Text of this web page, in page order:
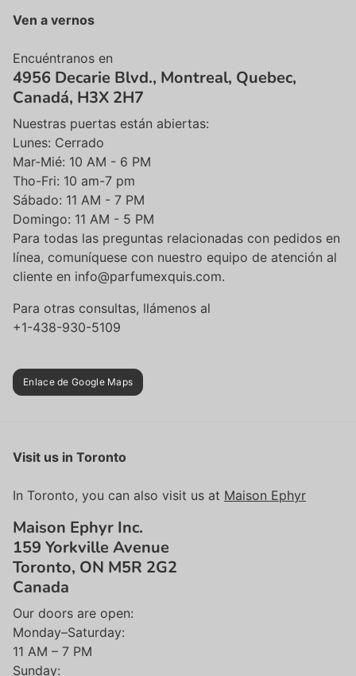
Ven a vernos
Encuéntranos en
4956 Decarie Blvd., Montreal, Quebec,
Canadá, H3X 2H7
Nuestras puertas están abiertas:
Lunes: Cerrado
Mar-Mié: 10 AM - 6 PM
Tho-Fri: 10 am-7 pm
Sábado: 11 AM - 7 PM
Domingo: 11 AM - 5 PM
Para todas las preguntas relacionadas con pedidos en
línea, comuníquese con nuestro equipo de atención al
cliente en info@parfumexquis.com.
Para otras consultas, llámenos al
+1-438-930-5109
Enlace de Google Maps
Visit us in Toronto
In Toronto, you can also visit us at Maison Ephyr
Maison Ephyr Inc.
159 Yorkville Avenue
Toronto, ON M5R 2G2
Canada
Our doors are open:
Monday–Saturday:
11 AM – 7 PM
Sunday: